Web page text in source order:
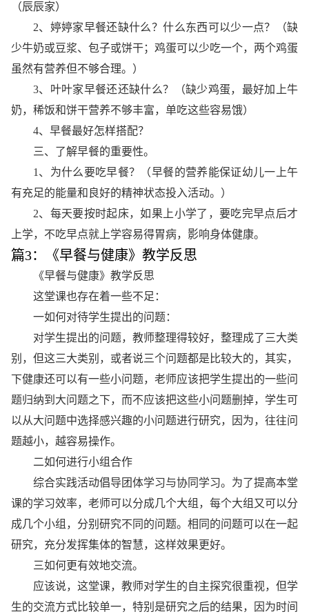
（辰辰家）
2、婷婷家早餐还缺什么？什么东西可以少一点？（缺
少牛奶或豆浆、包子或饼干；鸡蛋可以少吃一个，两个鸡蛋
虽然有营养但不够合理。）
3、叶叶家早餐还还缺什么？（缺少鸡蛋，最好加上牛
奶，稀饭和饼干营养不够丰富，单吃这些容易饿）
4、早餐最好怎样搭配？
三、了解早餐的重要性。
1、为什么要吃早餐？（早餐的营养能保证幼儿一上午
有充足的能量和良好的精神状态投入活动。）
2、每天要按时起床，如果上小学了，要吃完早点后才
上学，不吃早点就上学容易得胃病，影响身体健康。
篇3：《早餐与健康》教学反思
《早餐与健康》教学反思
这堂课也存在着一些不足：
一如何对待学生提出的问题：
对学生提出的问题，教师整理得较好，整理成了三大类
别，但这三大类别，或者说三个问题都是比较大的，其实，
下健康还可以有一些小问题，老师应该把学生提出的一些问
题归纳到大问题之下，而不应该把这些小问题删掉，学生可
以从大问题中选择感兴趣的小问题进行研究，因为，往往问
题越小，越容易操作。
二如何进行小组合作
综合实践活动倡导团体学习与协同学习。为了提高本堂
课的学习效率，老师可以分成几个大组，每个大组又可以分
成几个小组，分别研究不同的问题。相同的问题可以在一起
研究，充分发挥集体的智慧，这样效果更好。
三如何更有效地交流。
应该说，这堂课，教师对学生的自主探究很重视，但学
生的交流方式比较单一，特别是研究之后的结果，因为时间